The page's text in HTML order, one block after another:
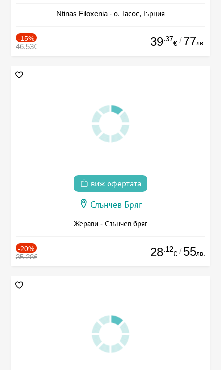
Ntinas Filoxenia - о. Тасос, Гърция
-15%
46.53€ 39.37
€ / 77лв.
виж офертата
Слънчев Бряг
Жерави - Слънчев бряг
-20%
35.28€ 28.12
€ / 55лв.